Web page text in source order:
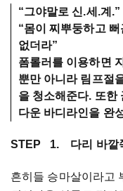
“그야말로 신.세.계.”
“몸이 찌뿌둥하고 뻐
없더라”
폼롤러를 이용하면
뿐만 아니라 림프절
을 청소해준다. 또한
다운 바디라인을 완
STEP 1. 다리 바깥
흔히들 승마살이라고